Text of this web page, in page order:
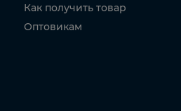
Как получить товар
Оптовикам